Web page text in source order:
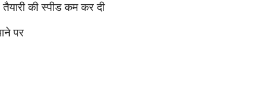
की स्पीड कम कर दी
पर